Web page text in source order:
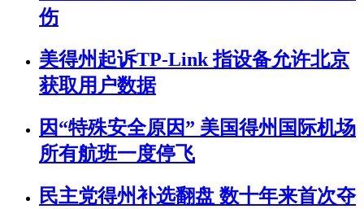
伤
美得州起诉TP-Link 指设备允许北京
获取用户数据
因“特殊安全原因” 美国得州国际机场
所有航班一度停飞
民主党得州补选翻盘 数十年来首次夺